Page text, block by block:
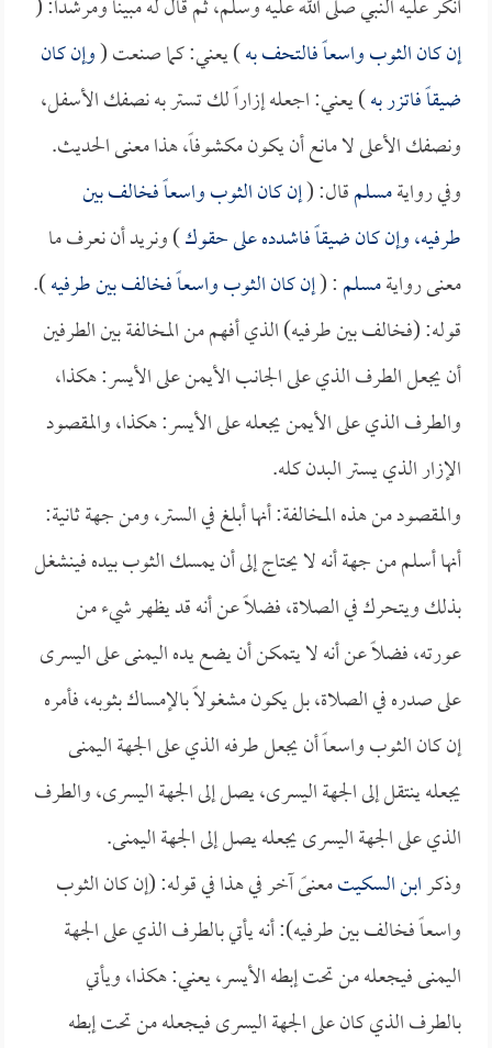
أنكر عليه النبي صلى الله عليه وسلم، ثم قال له مبيناً ومرشداً: (
إن كان الثوب واسعاً فالتحف به) يعني: كما صنعت (وإن كان
ضيقاً فاتزر به) يعني: اجعله إزاراً لك تستر به نصفك الأسفل،
ونصفك الأعلى لا مانع أن يكون مكشوفاً، هذا معنى الحديث.
وفي روايةمسلمقال: (إن كان الثوب واسعاً فخالف بين
طرفيه، وإن كان ضيقاً فاشدده على حقوك) ونريد أن نعرف ما
معنى روايةمسلم: (إن كان الثوب واسعاً فخالف بين طرفيه).
قوله: (فخالف بين طرفيه) الذي أفهم من المخالفة بين الطرفين
أن يجعل الطرف الذي على الجانب الأيمن على الأيسر: هكذا،
والطرف الذي على الأيمن يجعله على الأيسر: هكذا، والمقصود
الإزار الذي يستر البدن كله.
والمقصود من هذه المخالفة: أنها أبلغ في الستر، ومن جهة ثانية:
أنها أسلم من جهة أنه لا يحتاج إلى أن يمسك الثوب بيده فينشغل
بذلك ويتحرك في الصلاة، فضلاً عن أنه قد يظهر شيء من
عورته، فضلاً عن أنه لا يتمكن أن يضع يده اليمنى على اليسرى
على صدره في الصلاة، بل يكون مشغولاً بالإمساك بثوبه، فأمره
إن كان الثوب واسعاً أن يجعل طرفه الذي على الجهة اليمنى
يجعله ينتقل إلى الجهة اليسرى، يصل إلى الجهة اليسرى، والطرف
الذي على الجهة اليسرى يجعله يصل إلى الجهة اليمنى.
وذكرابن السكيتمعنىً آخر في هذا في قوله: (إن كان الثوب
واسعاً فخالف بين طرفيه): أنه يأتي بالطرف الذي على الجهة
اليمنى فيجعله من تحت إبطه الأيسر، يعني: هكذا، ويأتي
بالطرف الذي كان على الجهة اليسرى فيجعله من تحت إبطه